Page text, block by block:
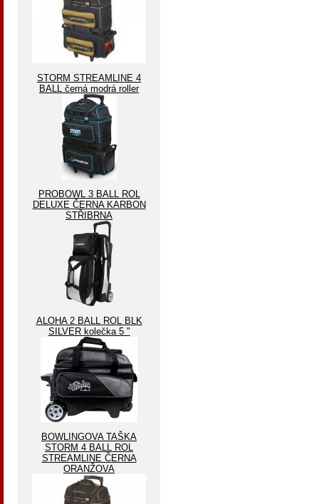
STORM STREAMLINE 4
BALL černá modrá roller
PROBOWL 3 BALL ROL
DELUXE ČERNA KARBON
STŘIBRNA
ALOHA 2 BALL ROL BLK
SILVER kolečka 5 "
BOWLINGOVA TAŠKA
STORM 4 BALL ROL
STREAMLINE ČERNA
ORANŽOVA